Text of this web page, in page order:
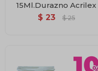
15Ml.Durazno Acrilex
$ 23 $ 25